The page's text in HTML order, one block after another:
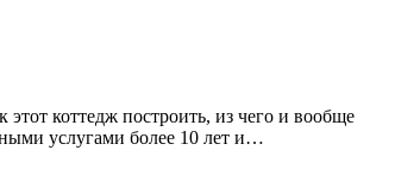
коттедж построить, из чего и вообще
услугами более 10 лет и…